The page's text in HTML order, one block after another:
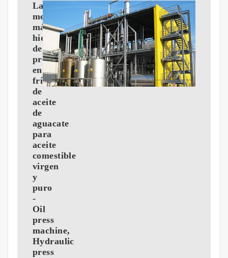
La
mejor
máquina
hidráulica
de
prensado
en
frío
de
aceite
de
aguacate
para
aceite
comestible
virgen
y
puro
-
Oil
press
machine,
Hydraulic
press